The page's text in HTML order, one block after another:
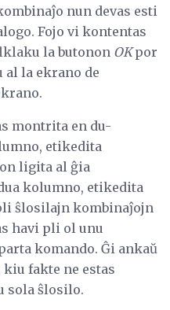
nun devas esti
Fojo vi kontentas
la butonon OKpor
la ekrano de
montrita en du-
etikedita
ligita al ĝia
kolumno, etikedita
ŝlosilajn kombinaĵojn
havi pli ol unu
komando. Ĝi ankaŭ
fakte ne estas
sola ŝlosilo.